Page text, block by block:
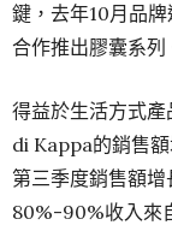
鍵，去年10月品
合作推出膠囊系列
得益於生活方式
di Kappa的銷售
第三季度銷售額
80%-90%收入來